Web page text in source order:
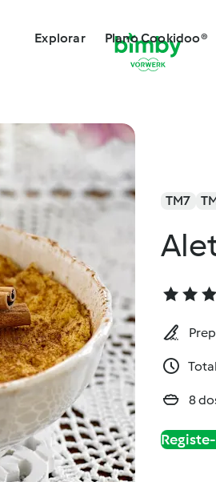
Explorar Plano Cookidoo®
TM7
8